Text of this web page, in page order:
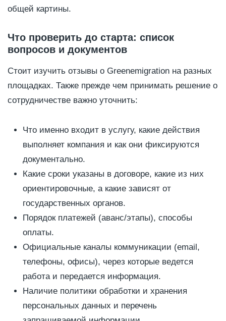
общей картины.
Что проверить до старта: список
вопросов и документов
Стоит изучить отзывы о Greenemigration на разных
площадках. Также прежде чем принимать решение о
сотрудничестве важно уточнить:
Что именно входит в услугу, какие действия
выполняет компания и как они фиксируются
документально.
Какие сроки указаны в договоре, какие из них
ориентировочные, а какие зависят от
государственных органов.
Порядок платежей (аванс/этапы), способы
оплаты.
Официальные каналы коммуникации (email,
телефоны, офисы), через которые ведется
работа и передается информация.
Наличие политики обработки и хранения
персональных данных и перечень